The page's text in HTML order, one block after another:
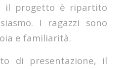
il progetto è ripartito
I ragazzi sono
e familiarità.
di presentazione, il